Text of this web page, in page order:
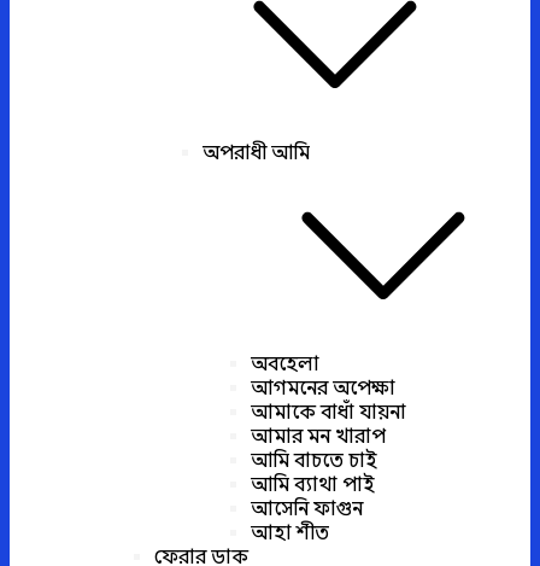
অপরাধী আমি
অবহেলা
আগমনের অপেক্ষা
আমাকে বাধাঁ যায়না
আমার মন খারাপ
আমি বাচতে চাই
আমি ব্যাথা পাই
আসেনি ফাগুন
আহা শীত
ফেরার ডাক